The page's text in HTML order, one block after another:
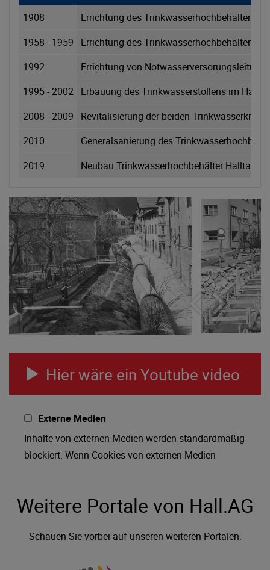
1908
Errichtung des Trinkwasserhochbehälters
1958 - 1959
Errichtung des Trinkwasserhochbehälters
1992
Errichtung von
1995 - 2002 Erbauung des Trinkwasserstollens im Halltal
2008 - 2009
Revitalisierung der beiden
2010
Generalsanierung des
2019
Neubau Trinkwasserhochbehälter
Hier wäre ein Youtube video
Externe Medien
Inhalte von externen Medien werden standardmäßig
blockiert. Wenn Cookies von externen Medien
Weitere Portale von Hall.AG
Schauen Sie vorbei auf unseren weiteren Portalen.